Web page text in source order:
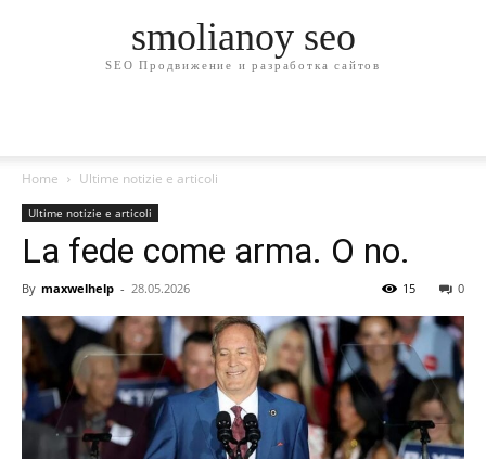
smolianoy seo
SEO Продвижение и разработка сайтов
Home Ultime notizie e articoli
Ultime notizie e articoli
La fede come arma. O no.
By maxwelhelp - 28.05.2026 0
15